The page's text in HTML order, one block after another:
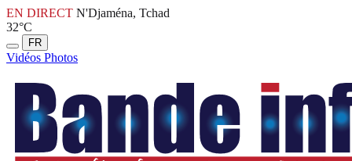
EN DIRECT N'Djaména, Tchad
32°C
FR
Vidéos Photos